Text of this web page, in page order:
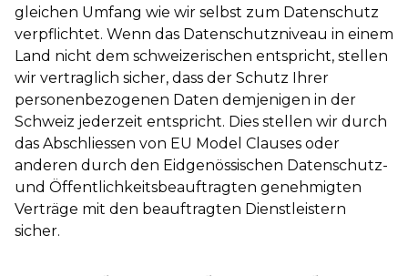
gleichen Umfang wie wir selbst zum Datenschutz
verpflichtet. Wenn das Datenschutzniveau in einem
Land nicht dem schweizerischen entspricht, stellen
wir vertraglich sicher, dass der Schutz Ihrer
personenbezogenen Daten demjenigen in der
Schweiz jederzeit entspricht. Dies stellen wir durch
das Abschliessen von EU Model Clauses oder
anderen durch den Eidgenössischen Datenschutz-
und Öffentlichkeitsbeauftragten genehmigten
Verträge mit den beauftragten Dienstleistern
sicher.